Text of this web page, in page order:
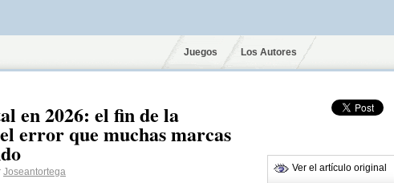
Juegos Los Autores
en 2026: el fin de la
error que muchas marcas
Joseantortega Ver el artículo original